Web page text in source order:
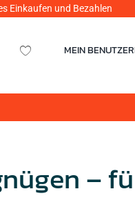
und Bezahlen
MEIN
–